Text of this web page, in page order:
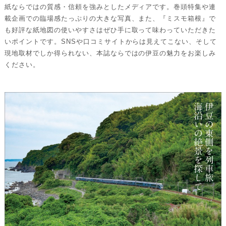
紙ならではの質感・信頼を強みとしたメディアです。巻頭特集や連
載企画での臨場感たっぷりの大きな写真、また、『ミスモ箱根』で
も好評な紙地図の使いやすさはぜひ手に取って味わっていただきた
いポイントです。SNSや口コミサイトからは見えてこない、そして
現地取材でしか得られない、本誌ならではの伊豆の魅力をお楽しみ
ください。